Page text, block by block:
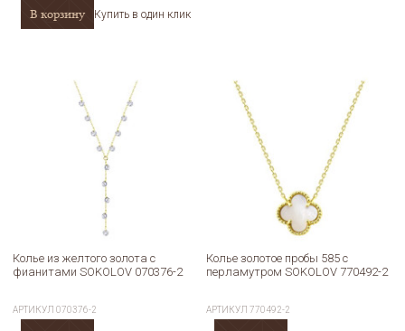
В корзину Купить в один клик
Колье из желтого золота с
фианитами SOKOLOV 070376-2
АРТИКУЛ070376-2
Колье золотое пробы 585 с
перламутром SOKOLOV 770492-2
АРТИКУЛ770492-2